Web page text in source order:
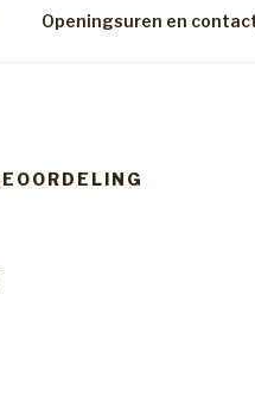
Openingsuren en